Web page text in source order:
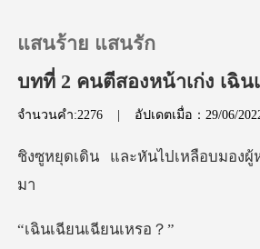
ประวัติการอ่าน
แสนร้าย แสนรัก
บทที่ 2 คนตีสองหน้าเก่ง เฉิน
จำนวนคำ:2276 | อัปเดตเมื่อ：29/06/
นไปเหลือบมองผู้
ียนเฉีย